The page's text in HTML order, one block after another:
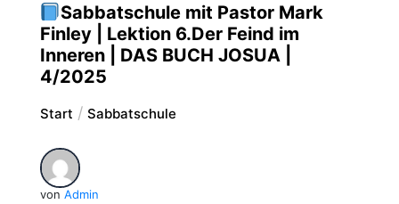
Sabbatschule mit Pastor Mark
Finley | Lektion 6.Der Feind im
Inneren | DAS BUCH JOSUA |
4/2025
Start Sabbatschule
von Admin